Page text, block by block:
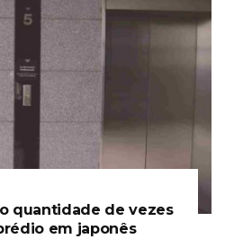
quantidade de vezes
em japonês